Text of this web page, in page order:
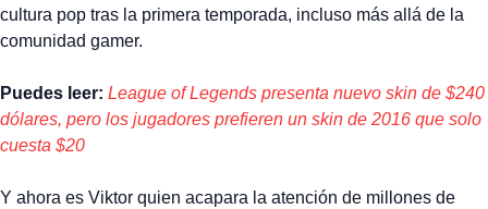
cultura pop tras la primera temporada, incluso más allá de la
comunidad gamer.
Puedes leer: League of Legends presenta nuevo skin de $240
dólares, pero los jugadores prefieren un skin de 2016 que solo
cuesta $20
Y ahora es Viktor quien acapara la atención de millones de